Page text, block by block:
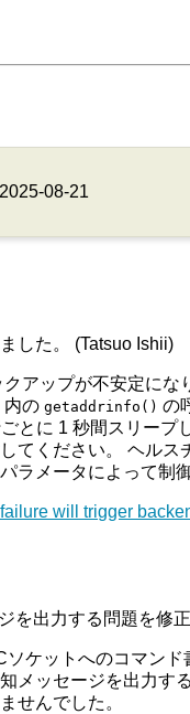
2025-08-21
した。 (Tatsuo Ishii)
アップが不安定にな
内のgetaddrinfo() の
とに 1 秒間スリープ
てください。 ヘル
ラメータによって制
will trigger
を出力する問題を修
ソケットへのコマン
メッセージを出力す
せんでした。